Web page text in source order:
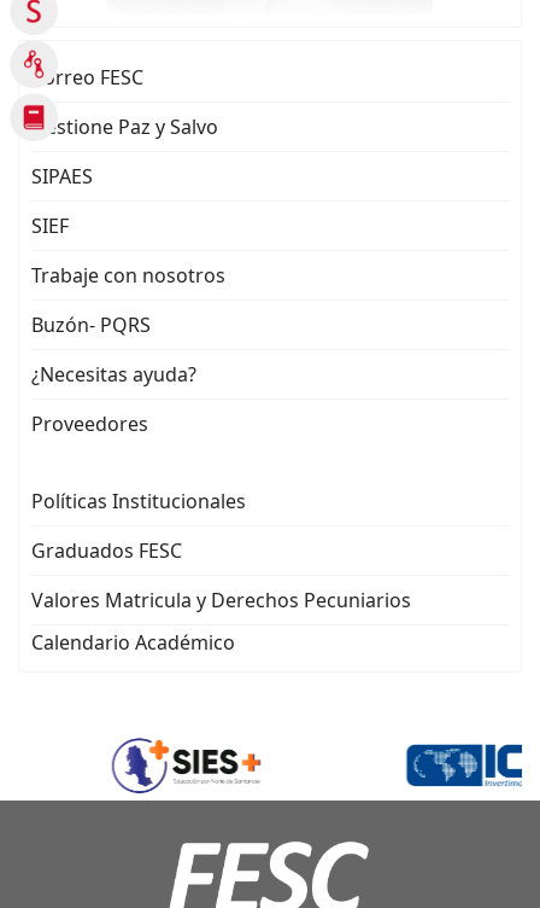
Correo FESC
Gestione Paz y Salvo
SIPAES
SIEF
Trabaje con nosotros
Buzón- PQRS
¿Necesitas ayuda?
Proveedores
Políticas Institucionales
Graduados FESC
Valores Matricula y Derechos Pecuniarios
Calendario Académico